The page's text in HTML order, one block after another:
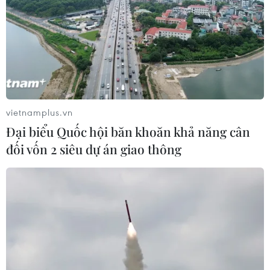
cao triển vọng hợp tác cơ giới hóa
nông nghiệp với Việt Nam
06/08/2026 04:14
Thống đốc Fed khuyến nghị tăng lãi
suất nếu lạm phát không sớm hạ
06/08/2026 03:46
Kim ngạch xuất khẩu vượt mốc 100
vietnamplus.vn
Đại biểu Quốc hội băn khoăn khả năng cân
đối vốn 2 siêu dự án giao thông